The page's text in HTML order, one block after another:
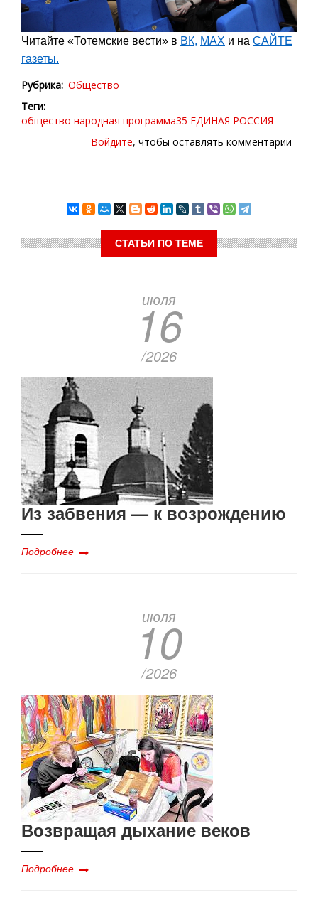
Читайте «Тотемские вести» в ВК, МАХ и на САЙТЕ
газеты.
Рубрика Общество
Теги
общество народная программа35 ЕДИНАЯ РОССИЯ
Войдите, чтобы оставлять комментарии
СТАТЬИ ПО ТЕМЕ
июля
16
/2026
Из забвения — к возрождению
Подробнее
июля
10
/2026
Возвращая дыхание веков
Подробнее